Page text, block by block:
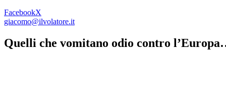
FacebookX
giacomo@ilvolatore.it
Quelli che vomitano odio contro